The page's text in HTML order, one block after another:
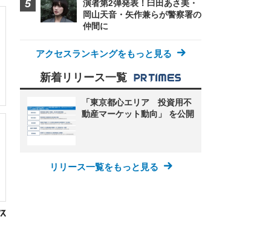
演者第2弾発表！臼田あさ美・
岡山天音・矢作兼らが警察署の
仲間に
アクセスランキングをもっと見る
新着リリース一覧
「東京都心エリア 投資用不
動産マーケット動向」 を公開
リリース一覧をもっと見る